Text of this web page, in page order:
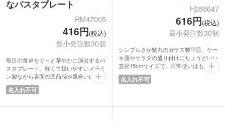
なパスタプレート
RM47005
416円(税込)
最小発注数30個
毎日の食卓をぐっと華やかに演出するパ
スタプレート。軽くて扱いやすいメラミ
ン製ながら表面の凹凸感や風合いにこだ
わり、まるで陶器のような上質な見た目
です。落ち着きのあるオシャレな柄が、
料理にもぴったり。
名入れ不可
H288647
616円(税込)
最小発注数30個
シンプルさが魅力のガラス製平皿。ケー
キ皿やサラダの盛り付けにちょうどいい
直径15cmサイズで、日常使いはもちろ
ん来客時にも活躍します。透明感のある
クリアガラスが食材の色味を美しく引き
ため、テーブルコーディネートの雰囲気
名入れ不可